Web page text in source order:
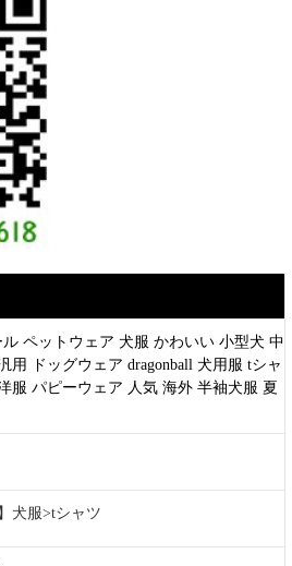
ル ペットウェア 犬服 かわいい 小型犬 中
用 ドッグウェア dragonball 犬用服 tシャ
服 パピーウェア 人気 海外 半袖犬服 夏
犬服>tシャツ